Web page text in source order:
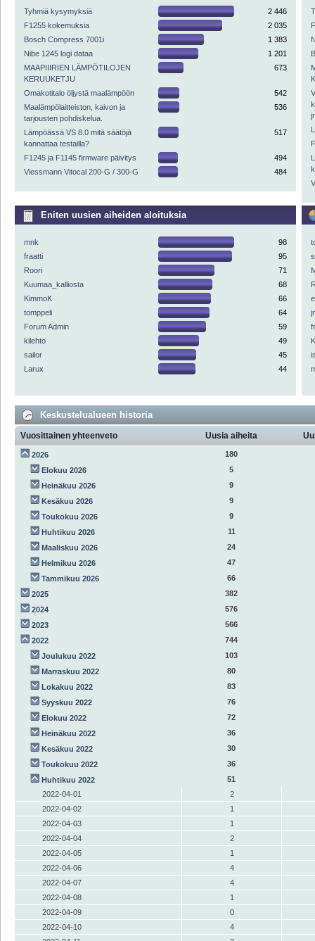
Tyhmiä kysymyksiä
2 446
F1255 kokemuksia
2 035
Bosch Compress 7001i
1 383
Nibe 1245 logi dataa
1 201
MAAPIIIRIEN LÄMPÖTILOJEN
KERUUKETJU
673
Omakotitalo öljystä maalämpöön
542
Maalämpölaitteiston, kaivon ja
tarjousten pohdiskelua.
536
Lämpöässä VS 8.0 mitä säätöjä
kannattaa testailla?
517
F1245 ja F1145 firmware päivitys
494
Viessmann Vitocal 200-G / 300-G
484
Eniten uusien aiheiden aloituksia
mnk
98
fraatti
95
Roori
71
Kuumaa_kalliosta
68
KimmoK
66
tomppeli
64
Forum Admin
59
kilehto
49
sailor
45
Larux
44
Keskustelualueen historia
Vuosittainen yhteenveto Uusia aiheita
2026
180
Elokuu 2026
5
Heinäkuu 2026
9
Kesäkuu 2026
9
Toukokuu 2026
9
Huhtikuu 2026
11
Maaliskuu 2026
24
Helmikuu 2026
47
Tammikuu 2026
66
2025
382
2024
576
2023
566
2022
744
Joulukuu 2022
103
Marraskuu 2022
80
Lokakuu 2022
83
Syyskuu 2022
76
Elokuu 2022
72
Heinäkuu 2022
36
Kesäkuu 2022
30
Toukokuu 2022
36
Huhtikuu 2022
51
2022-04-01
2
2022-04-02
1
2022-04-03
1
2022-04-04
2
2022-04-05
1
2022-04-06
4
2022-04-07
4
2022-04-08
1
2022-04-09
0
2022-04-10
4